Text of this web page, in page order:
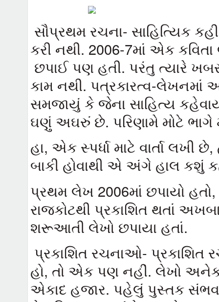
સૌપ્રથમ રચના- સાહિત્યિક
કરી નથી. 2006-7માં એક
છપાઈ પણ હતી. પરંતુ ત્યારે
કામ નથી. પત્રકારત્વ-
સમજાયું કે જેના સાહિત્ય
ઘણું અઘરું છે. પરિણામે મોટે ભાગે
હા, એક સ્પર્ધા માટે વાર્તા લખી
બાકી હોવાથી એ અંગે હાલ કશું
પ્રથમ લેખ 2006માં છપાયો હતો,
રાજકોટથી પ્રકાશિત થતાં
શરૂઆતી લેખો છપાયા હતાં.
પ્રકાશિત રચનાઓ-
હો, તો એક પણ નહીં. લેખો
એકાદ હજાર. પહેલું પુસ્તક